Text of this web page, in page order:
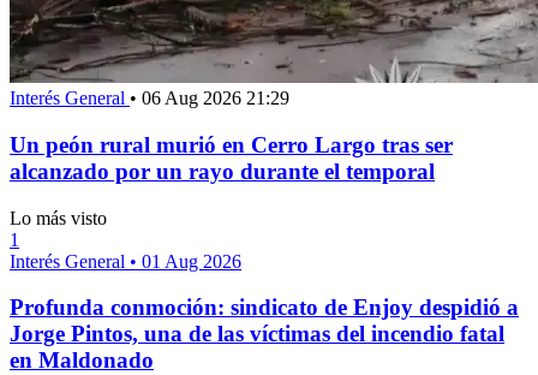
Interés General • 06 Aug 2026 21:29
Un peón rural murió en Cerro Largo tras ser
alcanzado por un rayo durante el temporal
Lo más visto
1
Interés General • 01 Aug 2026
Profunda conmoción: sindicato de Enjoy despidió a
Jorge Pintos, una de las víctimas del incendio fatal
en Maldonado